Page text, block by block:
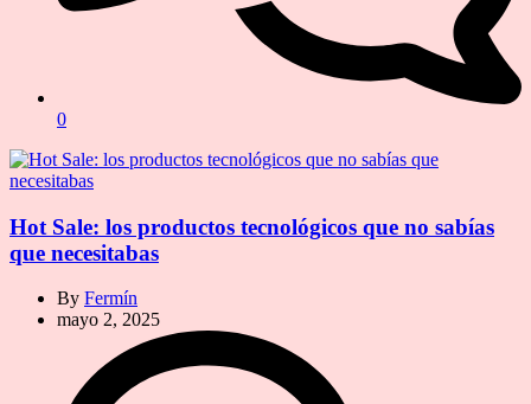
0
Hot Sale: los productos tecnológicos que no sabías
que necesitabas
By Fermín
mayo 2, 2025